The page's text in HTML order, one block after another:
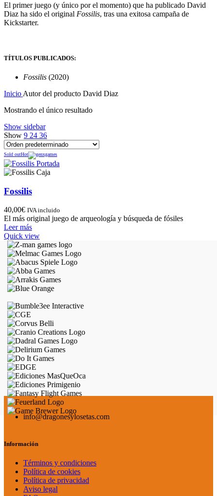
El primer juego (y único por el momento) que ha publicado David
Diaz ha sido el original Fossilis, tras una exitosa campaña de
Kickstarter.
TÍTULOS PUBLICADOS:
Fossilis (2020)
Inicio Autor del producto David Diaz
Mostrando el único resultado
Show sidebar
Show 9 24 36
Sold outHot
Fossilis
40,00€ IVA incluido
El más original juego de arqueología y búsqueda de fósiles
Leer más
Quick view
info@dragonesylosetas.com
Información
Términos y condiciones
Política de cookies
Política de privacidad
Aviso legal